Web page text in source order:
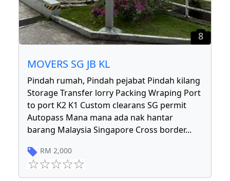
8
MOVERS SG JB KL
Pindah rumah, Pindah pejabat Pindah kilang
Storage Transfer lorry Packing Wraping Port
to port K2 K1 Custom clearans SG permit
Autopass Mana mana ada nak hantar
barang Malaysia Singapore Cross border...
RM 2,000